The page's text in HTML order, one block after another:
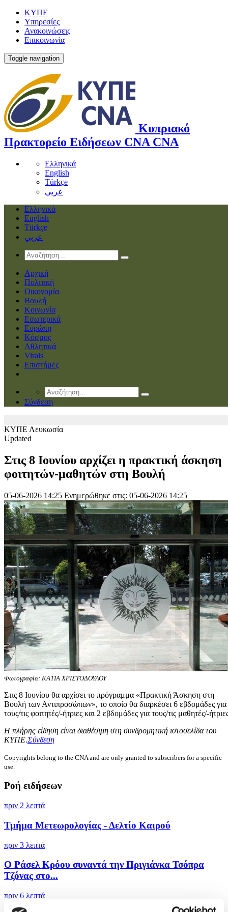
ΚΥΠΕ
Υπηρεσίες
Ανακοινώσεις
Επικοινωνία
Toggle navigation
Κυπριακό
Πρακτορείο Ειδήσεων CNA CNA
Ελληνικά
English
Türkçe
عربي
Ελληνικά
English
Türkçe
عربي
Αρχική
Πολιτική
Οικονομία
Βουλή
Κοινωνία
Εσωτερικά
Ευρώπη
Κόσμος
Αθλητικά
Virals
Επιστήμες
Σύνδεση
ΚΥΠΕ Λευκωσία
Updated
Στις 8 Ιουνίου αρχίζει η πρακτική άσκηση
φοιτητών-μαθητών στη Βουλή
05-06-2026 14:25 Ενημερώθηκε στις: 05-06-2026 14:25
Φωτογραφία: ΚΑΤΙΑ ΧΡΙΣΤΟΔΟΥΛΟΥ
Στις 8 Ιουνίου θα αρχίσει το πρόγραμμα «Πρακτική Άσκηση στη
Βουλή των Αντιπροσώπων», το οποίο θα διαρκέσει 6 εβδομάδες για
τους/τις φοιτητές/-ήτριες και 2 εβδομάδες για τους/τις μαθητές/-
Η πλήρης είδηση είναι διαθέσιμη στη συνδρομητική ιστοσελίδα του
ΚΥΠΕ.Σύνδεση
Copyrights belong to the CNA and are only granted to subscribers for a specific
use.
Ροή ειδήσεων
πριν 2 λεπτά
Τμήμα Μετεωρολογίας - Δελτίο Καιρού
πριν 3 λεπτά
Ο Ράσελ Κρόου συναντά την Πριγιάνκα Τσόπρα
Τζόνας στο...
πριν 6 λεπτά